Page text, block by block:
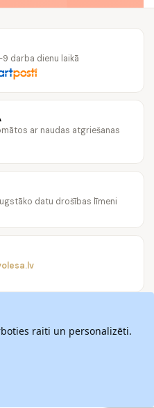
darba dienu laikā
ar naudas atgriešanas
datu drošības līmeni
raiti un personalizēti.